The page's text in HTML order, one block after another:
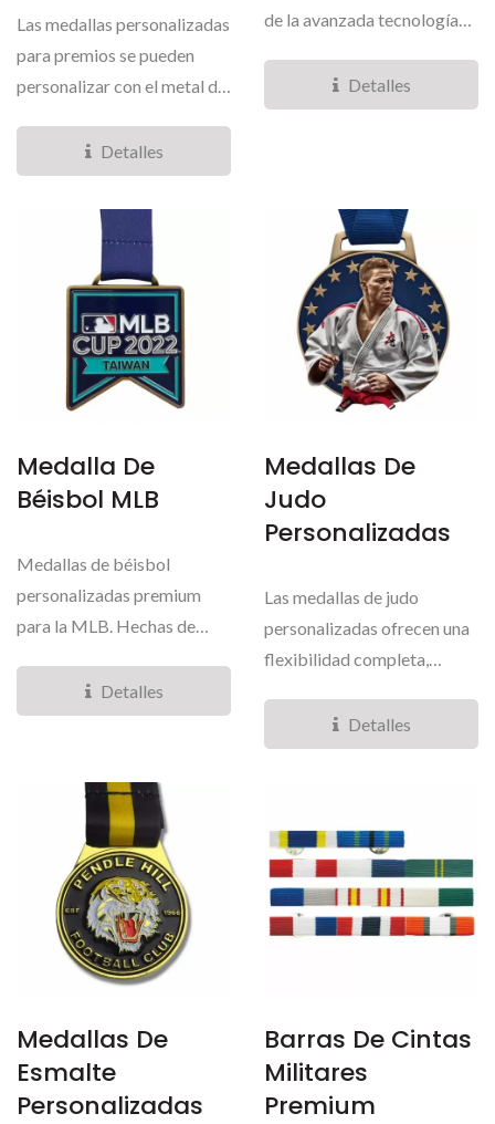
Las medallas personalizadas
para premios se pueden
personalizar con el metal de
Detalles
de la avanzada tecnología
Detalles
Medalla De
Béisbol MLB
Medallas de béisbol
personalizadas premium
para la MLB. Hechas de
Detalles
Medallas De
Judo
Personalizadas
Las medallas de judo
personalizadas ofrecen una
flexibilidad completa,
Detalles
Medallas De
Esmalte
Personalizadas
Barras De Cintas
Militares
Premium